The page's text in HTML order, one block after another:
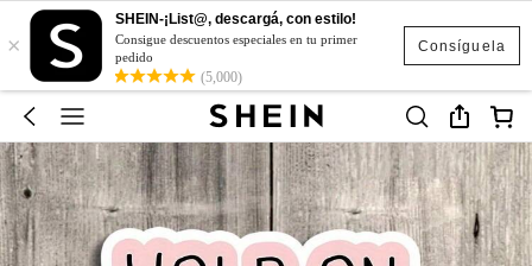
Consíguela
×
SHEIN-¡List@, descargá, con estilo!
Consigue descuentos especiales en tu primer
pedido
(5,000)